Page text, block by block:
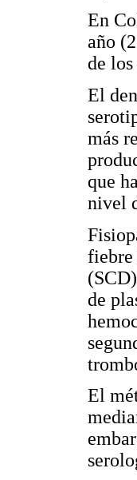
En
año
de
El
más
que
nivel
fiebre
de
El